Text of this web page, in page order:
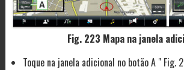
Fig. 223 Mapa na janela
Toque na janela adicional no botão A " Fig.